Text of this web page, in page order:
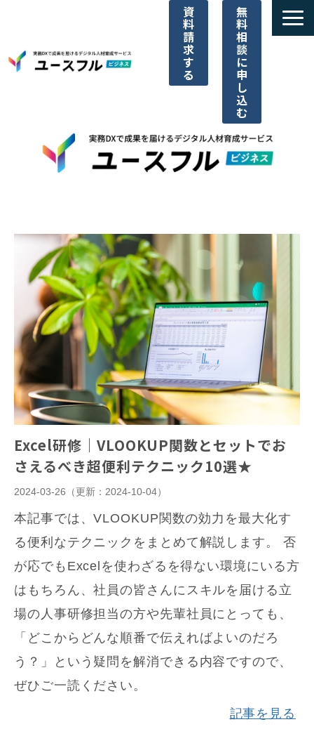
資
料
請
求
す
る
無
料
相
談
に
申
し
込
む
サービス一覧
導入事例一覧
パートナー代理店
Excel研修｜VLOOKUP関数とセットでお
さえるべき超便利テクニック10選★
2024-03-26 （更新： 2024-10-04）
本記事では、VLOOKUP関数の効力を最大化す
る便利なテクニックをまとめて解説します。 否
が応でもExcelを使わざるを得ない環境にいる方
はもちろん、社員の皆さんにスキルを届ける立
場の人事研修担当の方や先輩社員にとっても、
「どこからどんな順番で伝えればよいのだろ
う？」という疑問を解消できる内容ですので、
ぜひご一読ください。
記事を見る